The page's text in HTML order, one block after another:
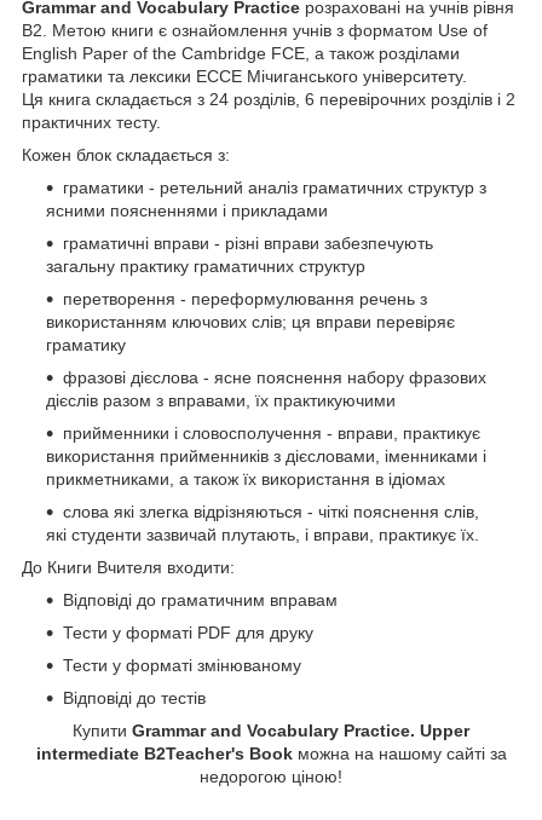
Grammar and Vocabulary Practice розраховані на учнів рівня
B2. Метою книги є ознайомлення учнів з форматом Use of
English Paper of the Cambridge FCE, а також розділами
граматики та лексики ECCE Мічиганського університету.
Ця книга складається з 24 розділів, 6 перевірочних розділів і 2
практичних тесту.
Кожен блок складається з:
граматики - ретельний аналіз граматичних структур з
ясними поясненнями і прикладами
граматичні вправи - різні вправи забезпечують
загальну практику граматичних структур
перетворення - переформулювання речень з
використанням ключових слів; ця вправи перевіряє
граматику
фразові дієслова - ясне пояснення набору фразових
дієслів разом з вправами, їх практикуючими
прийменники і словосполучення - вправи, практикує
використання прийменників з дієсловами, іменниками і
прикметниками, а також їх використання в ідіомах
слова які злегка відрізняються - чіткі пояснення слів,
які студенти зазвичай плутають, і вправи, практикує їх.
До Книги Вчителя входити:
Відповіді до граматичним вправам
Тести у форматі PDF для друку
Тести у форматі змінюваному
Відповіді до тестів
Купити Grammar and Vocabulary Practice. Upper
intermediate B2Teacher's Book можна на нашому сайті за
недорогою ціною!